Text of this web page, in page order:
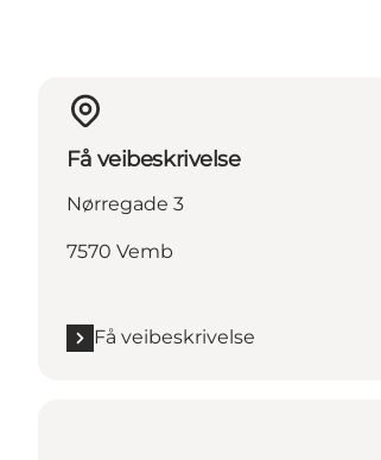
Få veibeskrivelse
Nørregade 3
7570 Vemb
Få veibeskrivelse